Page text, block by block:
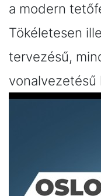
a modern
Tökéletesen
tervezésű,
vonalvezetésű